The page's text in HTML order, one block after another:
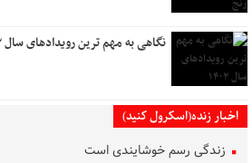
نگاهی به مهم ترین رویدادهای سال ۱۴۰۲
اخبار زنده(اسکرول کنید)
زندگی رسم خوشایندی است